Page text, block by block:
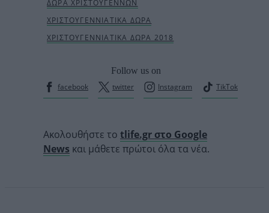
Follow us on
facebook
twitter Instagram TikTok
Ακολουθήστε το tlife.gr στο Google
News και μάθετε πρώτοι όλα τα νέα.